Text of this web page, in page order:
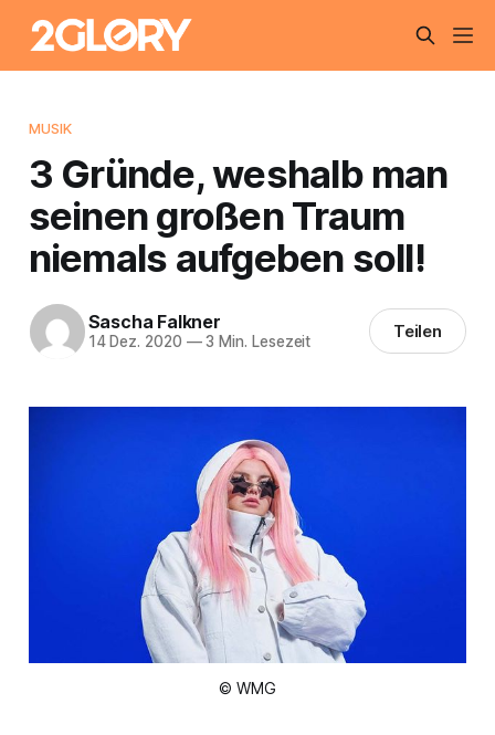
MUSIK
3 Gründe, weshalb man
seinen großen Traum
niemals aufgeben soll!
Sascha Falkner
14 Dez. 2020 —3 Min. Lesezeit Teilen
© WMG